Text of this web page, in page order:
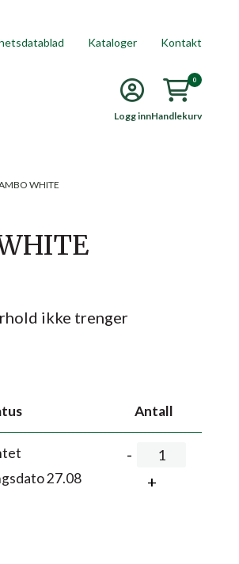
Kataloger Kontakt
Logg innHandlekurv
0
WHITE
ikke trenger
Antall
27.08